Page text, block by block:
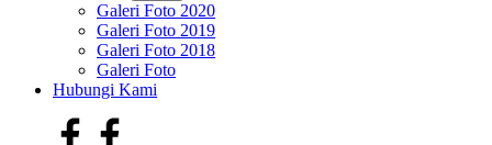
Galeri Foto 2020
Galeri Foto 2019
Galeri Foto 2018
Galeri Foto
Hubungi Kami
facebook.com